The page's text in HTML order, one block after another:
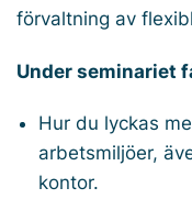
förvaltning av
Under seminariet
Hur du lyckas
arbetsmiljöer,
kontor.